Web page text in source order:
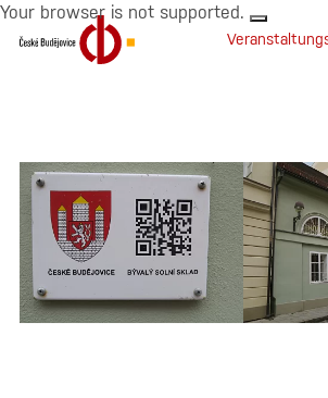
Your browser is not supported.